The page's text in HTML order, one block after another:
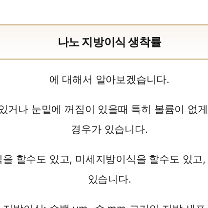
나노 지방이식 생착률
에 대해서 알아보겠습니다.
거나 눈밑에 꺼짐이 있을때 특히 볼륨이 없
경우가 있습니다.
할수도 있고, 미세지방이식을 할수도 있고
있습니다.